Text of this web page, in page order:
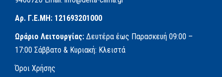
Αρ. Γ.Ε.ΜΗ: 121693201000
Ωράριο Λειτουργίας: Δευτέρα έως Παρασκευή 09:00 –
17:00 Σάββατο & Κυριακή: Κλειστά
Όροι Χρήσης